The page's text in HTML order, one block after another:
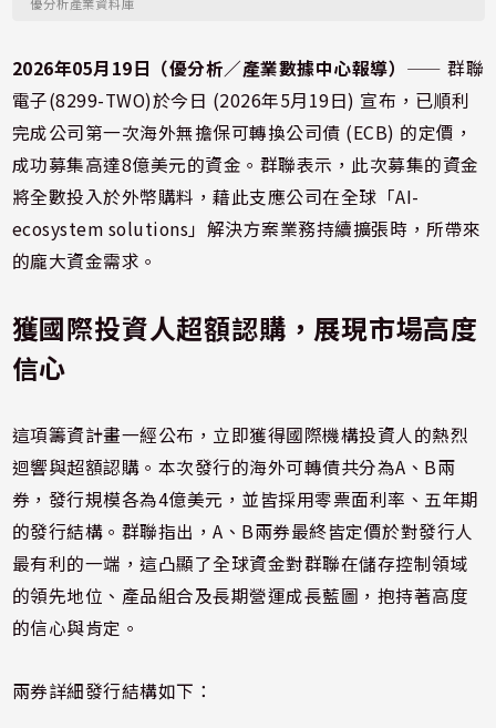
2026年05月19日（優分析／產業數據中心報導） ⸺ 群聯
電子(8299-TWO)於今日 (2026年5月19日) 宣布，已順利
完成公司第一次海外無擔保可轉換公司債 (ECB) 的定價，
成功募集高達8億美元的資金。群聯表示，此次募集的資金
將全數投入於外幣購料，藉此支應公司在全球「AI-
ecosystem solutions」解決方案業務持續擴張時，所帶來
的龐大資金需求。
獲國際投資人超額認購，展現市場高度
信心
這項籌資計畫一經公布，立即獲得國際機構投資人的熱烈
迴響與超額認購。本次發行的海外可轉債共分為A、B兩
券，發行規模各為4億美元，並皆採用零票面利率、五年期
的發行結構。群聯指出，A、B兩券最終皆定價於對發行人
最有利的一端，這凸顯了全球資金對群聯在儲存控制領域
的領先地位、產品組合及長期營運成長藍圖，抱持著高度
的信心與肯定。
兩券詳細發行結構如下：